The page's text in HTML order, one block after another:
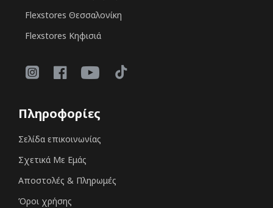
Flexstores Θεσσαλονίκη
Flexstores Κηφισιά
Πληροφορίες
Σελίδα επικοινωνίας
Σχετικά Με Εμάς
Αποστολές & Πληρωμές
Όροι χρήσης